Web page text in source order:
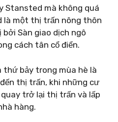
Stansted mà không quá
là một thị trấn nông thôn
Sàn giao dịch ngô
cách tân cổ điển.
thứ bảy trong mùa hè là
thị trấn, khi những cư
trở lại thị trấn và lấp
hàng.